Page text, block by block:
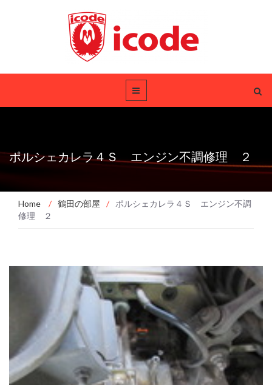
ポルシェカレラ４Ｓ エンジン不調修理 ２
Home / 鶴田の部屋 /
ポルシェカレラ４Ｓ エンジン不調
修理 ２